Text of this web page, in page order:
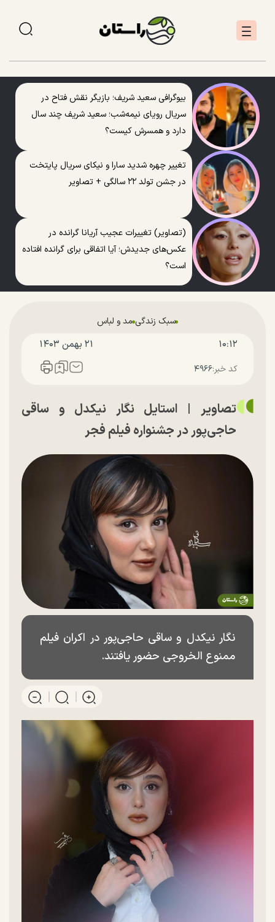
بیوگرافی سعید شریف؛ بازیگر نقش فتاح در
سریال رویای نیمه‌شب؛ سعید شریف چند سال
دارد و همسرش کیست؟
تغییر چهره شدید سارا و نیکای سریال پایتخت
در جشن تولد ۲۲ سالگی + تصاویر
(تصاویر) تغییرات عجیب آریانا گرانده در
عکس‌های جدیدش؛ آیا اتفاقی برای گرانده افتاده
است؟
سبک زندگی مد و لباس
۱۰:۱۲ ۲۱ بهمن ۱۴۰۳
کد خبر:۴۹۶۶
تصاویر | استایل نگار نیکدل و ساقی
حاجی‌پور در جشنواره فیلم فجر
نگار نیکدل و ساقی حاجی‌پور در اکران فیلم
ممنوع الخروجی حضور یافتند.